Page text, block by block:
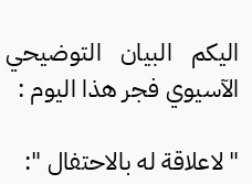
اليكم البيان
الآسيوي فجر هذا اليوم :
" لاعلاقة له بالاحتفال ":